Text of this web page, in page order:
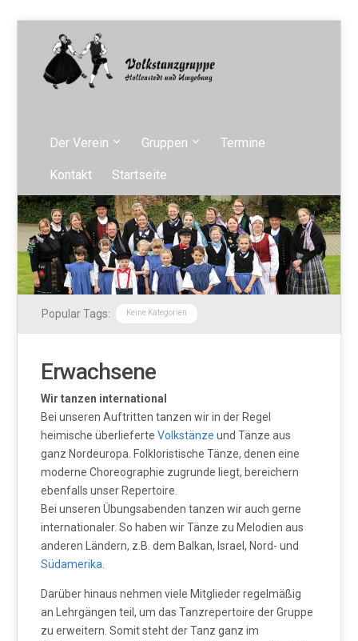
Der Verein Gruppen Termine
Kontakt Startseite
Popular Tags: Keine Kategorien
Erwachsene
Wir tanzen international
Bei unseren Auftritten tanzen wir in der Regel
heimische überlieferteVolkstänze und Tänze aus
ganz Nordeuropa. Folkloristische Tänze, denen eine
moderne Choreographie zugrunde liegt, bereichern
ebenfalls unser Repertoire.
Bei unseren Übungsabenden tanzen wir auch gerne
internationaler. So haben wir Tänze zu Melodien aus
anderen Ländern, z.B. dem Balkan, Israel, Nord- und
Südamerika
Darüber hinaus nehmen viele Mitglieder regelmäßig
an Lehrgängen teil, um das Tanzrepertoire der Gruppe
zu erweitern. Somit steht der Tanz ganz im